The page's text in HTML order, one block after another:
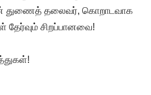
துணைத் தலைவர், கொறாடவாக
தேர்வும் சிறப்பானவை!